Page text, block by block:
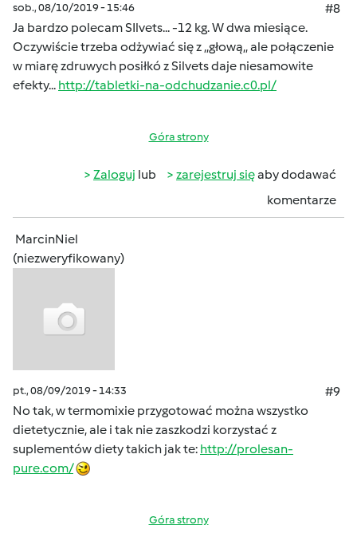
sob., 08/10/2019 - 15:46
#8
Ja bardzo polecam SIlvets... -12 kg. W dwa miesiące.
Oczywiście trzeba odżywiać się z ,,głową,, ale połączenie
w miarę zdruwych posiłkó z Silvets daje niesamowite
efekty... http://tabletki-na-odchudzanie.c0.pl/
Góra strony
Zaloguj lub zarejestruj sięaby dodawać
komentarze
MarcinNiel
(niezweryfikowany)
pt., 08/09/2019 - 14:33
#9
No tak, w termomixie przygotować można wszystko
dietetycznie, ale i tak nie zaszkodzi korzystać z
suplementów diety takich jak te: http://prolesan-
pure.com/
Góra strony